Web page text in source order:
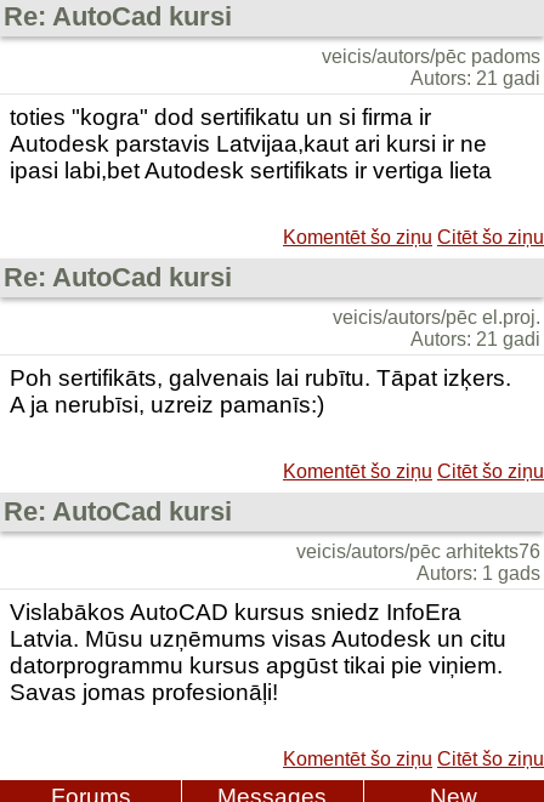
Re: AutoCad kursi
veicis/autors/pēc padoms
Autors: 21 gadi
toties "kogra" dod sertifikatu un si firma ir
Autodesk parstavis Latvijaa,kaut ari kursi ir ne
ipasi labi,bet Autodesk sertifikats ir vertiga lieta
Komentēt šo ziņu Citēt šo ziņu
Re: AutoCad kursi
veicis/autors/pēc el.proj.
Autors: 21 gadi
Poh sertifikāts, galvenais lai rubītu. Tāpat izķers.
A ja nerubīsi, uzreiz pamanīs:)
Komentēt šo ziņu Citēt šo ziņu
Re: AutoCad kursi
veicis/autors/pēc arhitekts76
Autors: 1 gads
Vislabākos AutoCAD kursus sniedz InfoEra
Latvia. Mūsu uzņēmums visas Autodesk un citu
datorprogrammu kursus apgūst tikai pie viņiem.
Savas jomas profesionāļi!
Komentēt šo ziņu Citēt šo ziņu
Forums Messages New